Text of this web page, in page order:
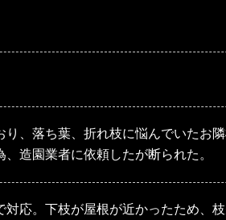
り、落ち葉、折れ枝に悩んでいたお
造園業者に依頼したが断られた。
対応。下枝が屋根が近かったため、